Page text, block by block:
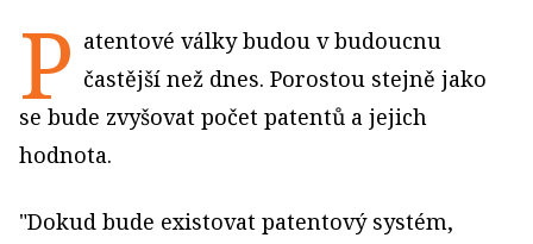
P atentové války budou v budoucnu
častější než dnes. Porostou stejně jako
se bude zvyšovat počet patentů a jejich
hodnota.
"Dokud bude existovat patentový systém,